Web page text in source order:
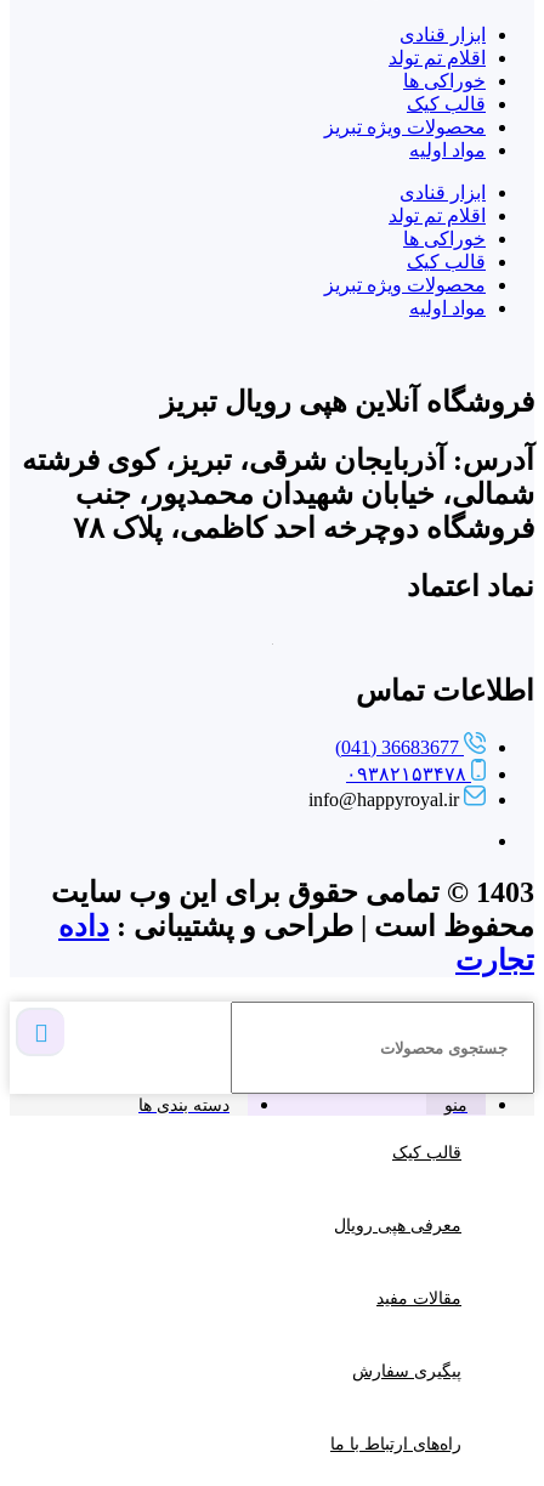
ابزار قنادی
اقلام تم تولد
خوراکی ها
قالب کیک
محصولات ویژه تبریز
مواد اولیه
ابزار قنادی
اقلام تم تولد
خوراکی ها
قالب کیک
محصولات ویژه تبریز
مواد اولیه
فروشگاه آنلاین هپی رویال تبریز
آدرس: آذربایجان شرقی، تبریز، کوی فرشته
شمالی، خیابان شهیدان محمدپور، جنب
فروشگاه دوچرخه احد کاظمی، پلاک ۷۸
نماد اعتماد
اطلاعات تماس
36683677 (041)
۰۹۳۸۲۱۵۳۴۷۸
info@happyroyal.ir
1403 © تمامی حقوق برای این وب سایت
محفوظ است | طراحی و پشتیبانی : داده
تجارت
منو دسته بندی ها
قالب کیک
معرفی هپی رویال
مقالات مفید
پیگیری سفارش
راه‌های ارتباط با ما